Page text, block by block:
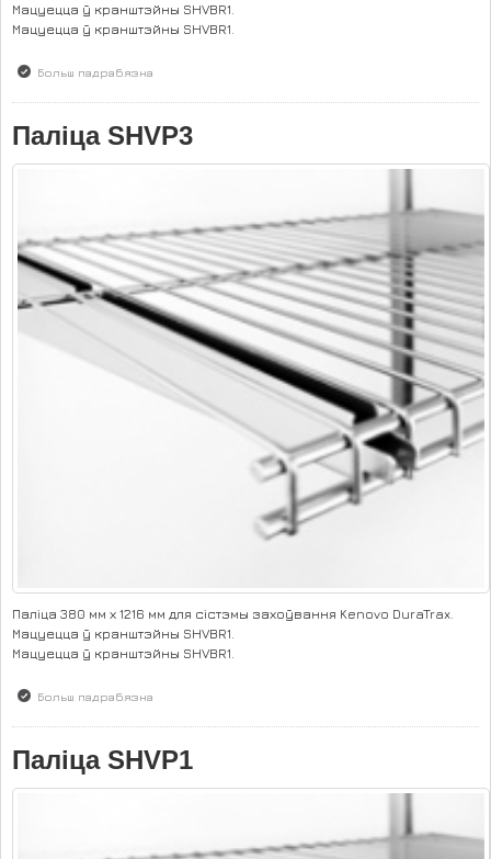
Мацуецца ў кранштэйны SHVBR1.
Мацуецца ў кранштэйны SHVBR1.
Больш падрабязна
Паліца SHVP3
Паліца 380 мм х 1216 мм для сістэмы захоўвання Kenovo DuraTrax.
Мацуецца ў кранштэйны SHVBR1.
Мацуецца ў кранштэйны SHVBR1.
Больш падрабязна
Паліца SHVP1